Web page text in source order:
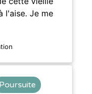
l'aise. Je me
Poursuite